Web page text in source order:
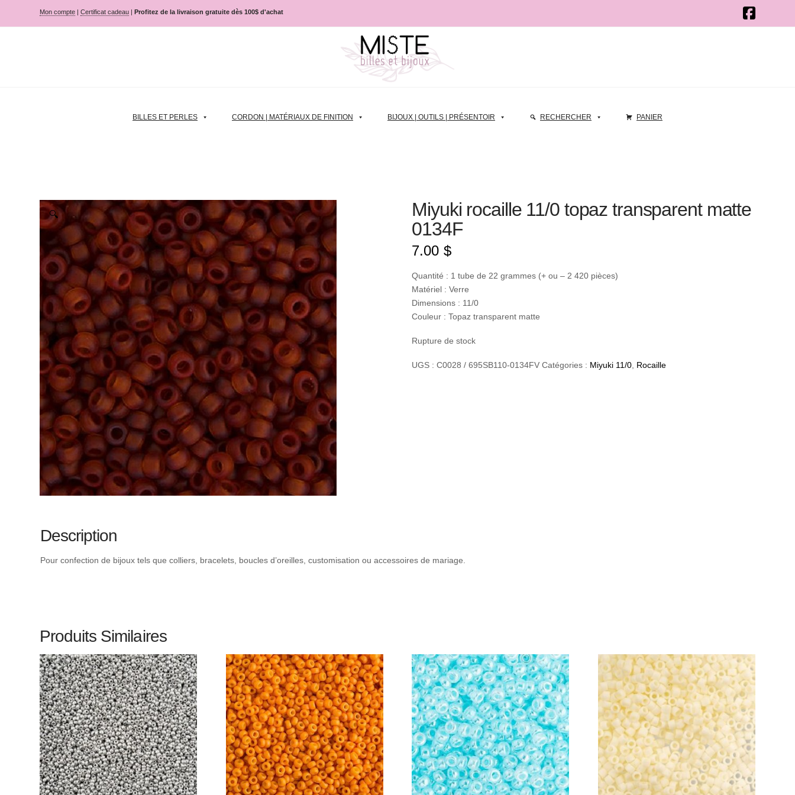
Mon compte |Certificat cadeau |Profitez de la livraison gratuite dès 100$ d'achat
BILLES ET PERLES CORDON | MATÉRIAUX DE FINITION BIJOUX | OUTILS | PRÉSENTOIR RECHERCHER PANIER
🔍
Miyuki rocaille 11/0 topaz transparent matte
0134F
7.00 $
Quantité : 1 tube de 22 grammes (+ ou – 2 420 pièces)
Matériel : Verre
Dimensions : 11/0
Couleur : Topaz transparent matte
Rupture de stock
UGS :C0028 / 695SB110-0134FV Catégories : Miyuki 11/0, Rocaille
Description
Pour confection de bijoux tels que colliers, bracelets, boucles d’oreilles, customisation ou accessoires de mariage.
Produits Similaires